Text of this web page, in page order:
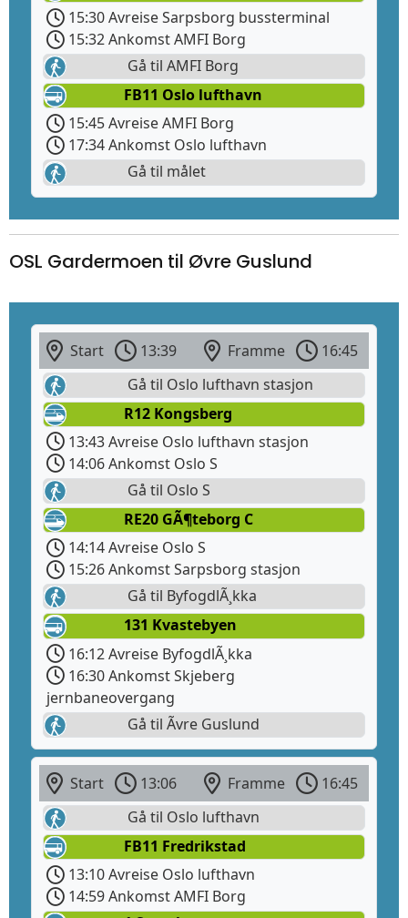
15:30 Avreise Sarpsborg bussterminal
15:32 Ankomst AMFI Borg
Gå til AMFI Borg
FB11 Oslo lufthavn
15:45 Avreise AMFI Borg
17:34 Ankomst Oslo lufthavn
Gå til målet
OSL Gardermoen til Øvre Guslund
Start 13:39 Framme
16:45
Gå til Oslo lufthavn stasjon
R12 Kongsberg
13:43 Avreise Oslo lufthavn stasjon
14:06 Ankomst Oslo S
Gå til Oslo S
RE20 GÃ¶teborg C
14:14 Avreise Oslo S
15:26 Ankomst Sarpsborg stasjon
Gå til ByfogdlÃ¸kka
131 Kvastebyen
16:12 Avreise ByfogdlÃ¸kka
16:30 Ankomst Skjeberg
jernbaneovergang
Gå til Ãvre Guslund
Start 13:06 Framme
16:45
Gå til Oslo lufthavn
FB11 Fredrikstad
13:10 Avreise Oslo lufthavn
14:59 Ankomst AMFI Borg